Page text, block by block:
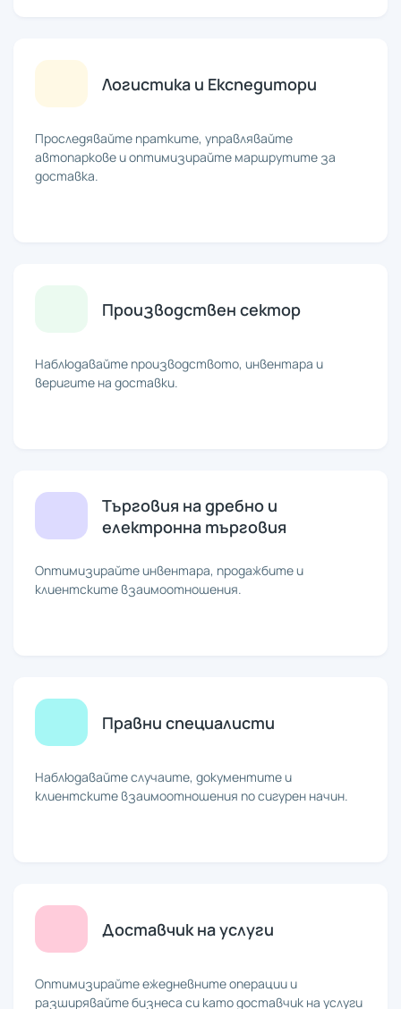
Логистика и Експедитори
Проследявайте пратките, управлявайте
автопаркове и оптимизирайте маршрутите за
доставка.
Производствен сектор
Наблюдавайте производството, инвентара и
веригите на доставки.
Търговия на дребно и
електронна търговия
Оптимизирайте инвентара, продажбите и
клиентските взаимоотношения.
Правни специалисти
Наблюдавайте случаите, документите и
клиентските взаимоотношения по сигурен начин.
Доставчик на услуги
Оптимизирайте ежедневните операции и
разширявайте бизнеса си като доставчик на услуги